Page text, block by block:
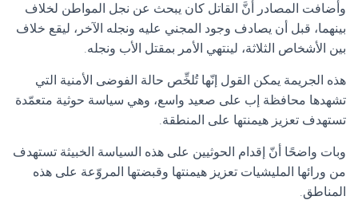
وأضافت المصادر أنَّ القاتل كان يبحث عن نجل المواطن لخلاف
بينهما، قبل أن يصادف وجود المجني عليه ونجله الآخر، ليقع خلاف
بين الأشخاص الثلاثة، لينتهي الأمر بمقتل الأب ونجله.
هذه الجريمة يمكن القول إنّها تُلخِّص حالة الفوضى الأمنية التي
تشهدها محافظة إب على صعيد واسع، وهي سياسة حوثية متعمّدة
تستهدف تعزيز هيمنتها على المنطقة.
وبات واضحًا أنّ إقدام الحوثيين على هذه السياسة الخبيثة تستهدف
من ورائها المليشيات تعزيز هيمنتها وقبضتها المروّعة على هذه
المناطق.